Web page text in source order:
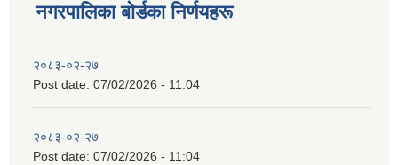
नगरपालिका बाेर्डका निर्णयहरू
२०८३-०२-२७
Post date: 07/02/2026 - 11:04
२०८३-०२-२७
Post date: 07/02/2026 - 11:04